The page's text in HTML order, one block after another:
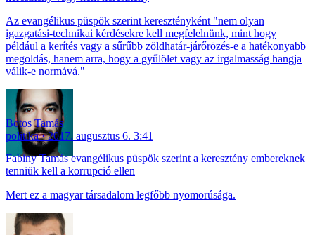
Az evangélikus püspök szerint keresztényként "nem olyan
igazgatási-technikai kérdésekre kell megfelelnünk, mint hogy
például a kerítés vagy a sűrűbb zöldhatár-járőrözés-e a hatékonyabb
megoldás, hanem arra, hogy a gyűlölet vagy az irgalmasság hangja
válik-e normává."
Botos Tamás
politika
2017. augusztus 6. 3:41
Fabiny Tamás evangélikus püspök szerint a keresztény embereknek
tenniük kell a korrupció ellen
Mert ez a magyar társadalom legfőbb nyomorúsága.